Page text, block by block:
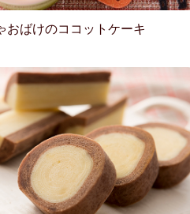
おばけのココットケーキ